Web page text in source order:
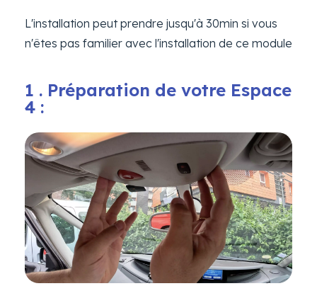
L'installation peut prendre jusqu'à 30min si vous
n'êtes pas familier avec l'installation de ce module
1 . Préparation de votre Espace
4 :